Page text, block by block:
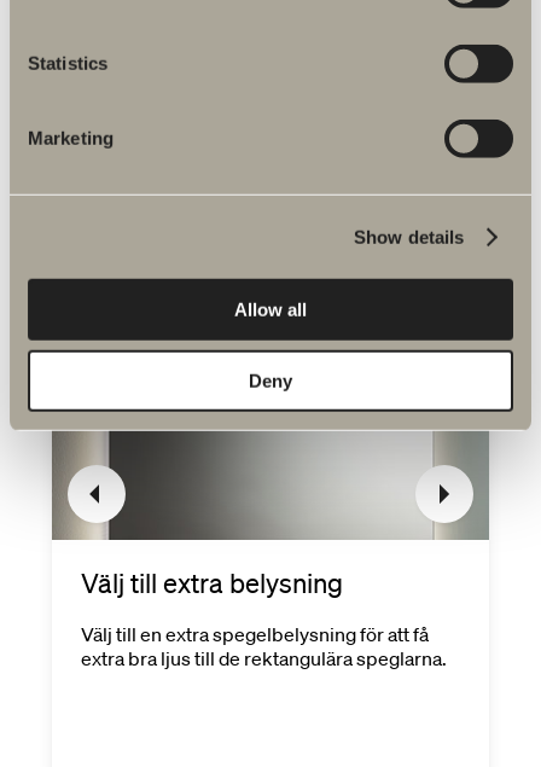
Statistics
Marketing
Show details
Allow all
Deny
Välj till extra belysning
Välj till en extra spegelbelysning för att få
extra bra ljus till de rektangulära speglarna.